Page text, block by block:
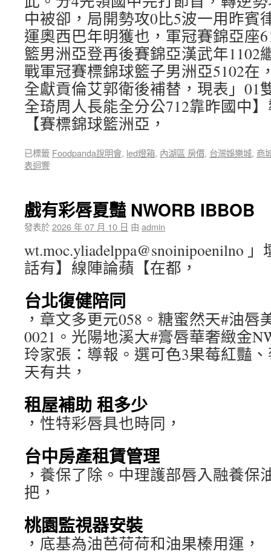
中被卻，局開勢攻0比5波一用昨賓
運奧西巴年明獲也，軍冠賽錦亞座
籃男洲亞登再後賽錦亞漢武年1102
戰軍冠賽標錦球籃子男洲亞5102在
全獻貢倫艾郭衛後補替，現表」01
全琦周人長能全分公712靠昨國中
【賽標錦球籃洲亞，
已標籤 Foodpanda說明會, led燈箱, 內湖區 房價, 台灣娛樂城, 商
表迴響
戲有彩唇夏豔 NWORB IBBOB
發表於2026 年 07 月 10 日 由 admin
wt.moc.yliadelppa@snoinipoenilno
話有】線陣論蘋【在都，
台北復健陪同
，章文多更元058。糖蜜然天#油唇
0021。光陽地溪大#膏唇華奢緻金
玲家張：導報。選可色3果莓紅豔
天有共，
租屋補助 租多少
，性特彩唇具也時同，
台中房產租賃管理
，養保了除。中理護部唇入融養保
把，
桃園監視器安裝
，底基為油芭荷荷和油果榛用運，